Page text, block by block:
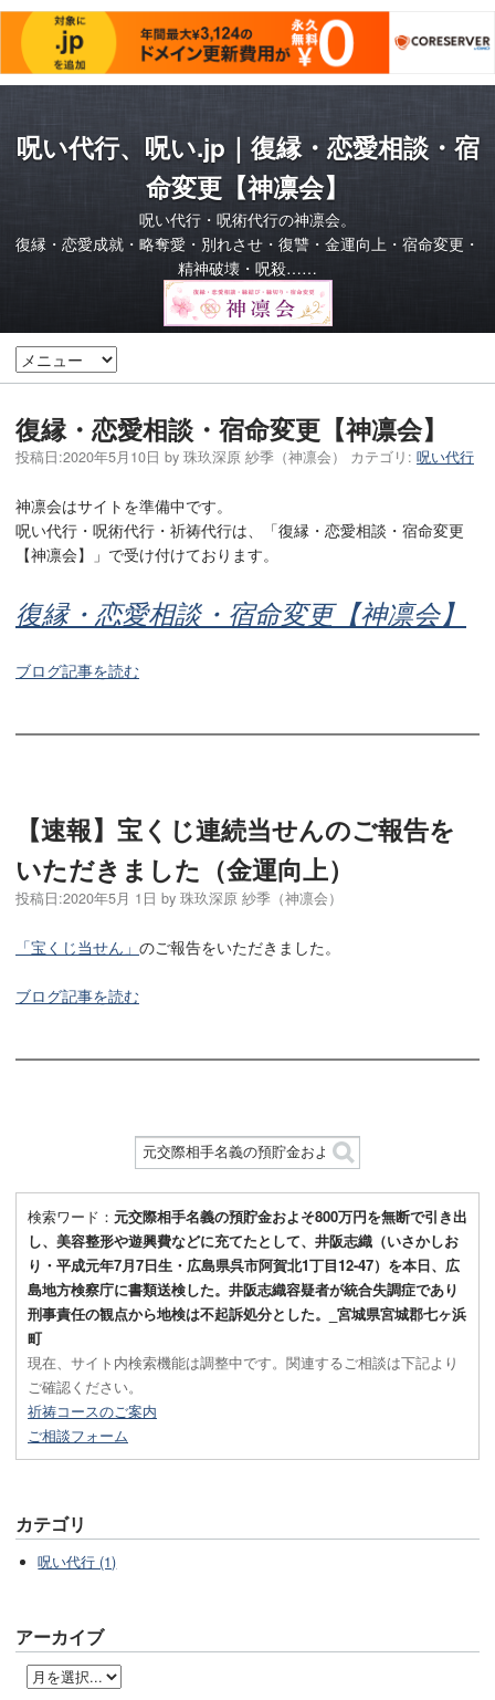
呪い代行、呪い.jp｜復縁・恋愛相談・宿
命変更【神凛会】
呪い代行・呪術代行の神凛会。
復縁・恋愛成就・略奪愛・別れさせ・復讐・金運向上・宿命変更・
精神破壊・呪殺……
復縁・恋愛相談・宿命変更【神凛会】
投稿日:2020年5月10日 by 珠玖深原 紗季（神凛会） カテゴリ: 呪い代行
神凛会はサイトを準備中です。
呪い代行・呪術代行・祈祷代行は、「復縁・恋愛相談・宿命変更
【神凛会】」で受け付けております。
復縁・恋愛相談・宿命変更【神凛会】
ブログ記事を読む
【速報】宝くじ連続当せんのご報告を
いただきました（金運向上）
投稿日:2020年5月 1日 by 珠玖深原 紗季（神凛会）
「宝くじ当せん」 のご報告をいただきました。
ブログ記事を読む
検索ワード： 元交際相手名義の預貯金およそ800万円を無断で引き出
し、美容整形や遊興費などに充てたとして、井阪志織（いさかしお
り・平成元年7月7日生・広島県呉市阿賀北1丁目12-47）を本日、広
島地方検察庁に書類送検した。井阪志織容疑者が統合失調症であり
刑事責任の観点から地検は不起訴処分とした。_宮城県宮城郡七ヶ浜
町
現在、サイト内検索機能は調整中です。関連するご相談は下記より
ご確認ください。
祈祷コースのご案内
ご相談フォーム
カテゴリ
呪い代行 (1)
アーカイブ